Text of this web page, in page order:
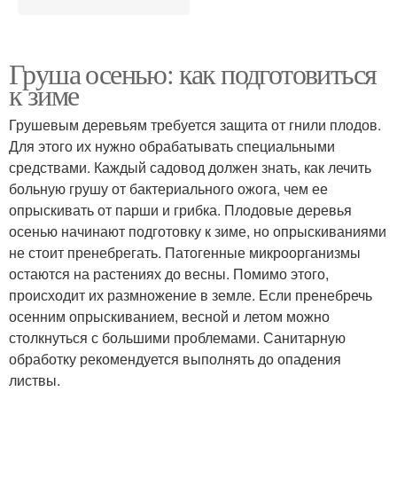
Груша осенью: как подготовиться
к зиме
Грушевым деревьям требуется защита от гнили плодов.
Для этого их нужно обрабатывать специальными
средствами. Каждый садовод должен знать, как лечить
больную грушу от бактериального ожога, чем ее
опрыскивать от парши и грибка. Плодовые деревья
осенью начинают подготовку к зиме, но опрыскиваниями
не стоит пренебрегать. Патогенные микроорганизмы
остаются на растениях до весны. Помимо этого,
происходит их размножение в земле. Если пренебречь
осенним опрыскиванием, весной и летом можно
столкнуться с большими проблемами. Санитарную
обработку рекомендуется выполнять до опадения
листвы.